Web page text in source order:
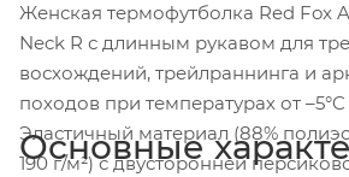
Женская термофутболка Red Fox
Neck R с длинным рукавом для
восхождений, трейлраннинга и
походов при температурах от –5°C
Эластичный материал (88%
190 г/м²) с двусторонней
Основные